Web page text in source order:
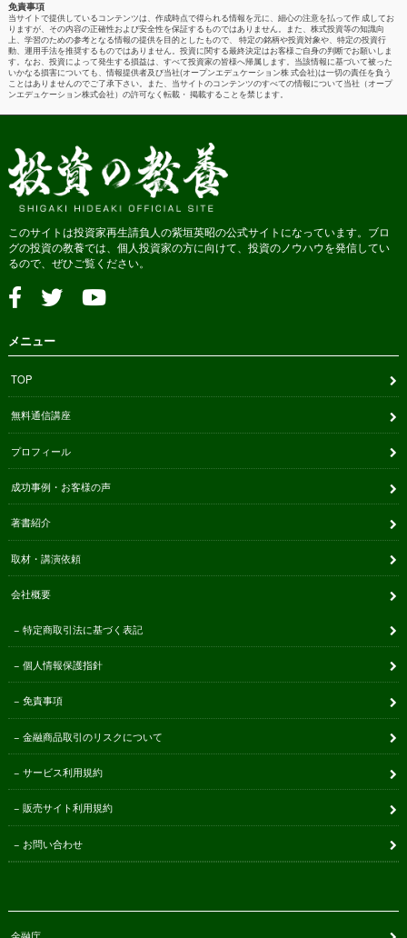
免責事項
当サイトで提供しているコンテンツは、作成時点で得られる情報を元に、細心の注意を払って作 成してお
りますが、その内容の正確性および安全性を保証するものではありません。また、株式投資等の知識向
上、学習のための参考となる情報の提供を目的としたもので、 特定の銘柄や投資対象や、特定の投資行
動、運用手法を推奨するものではありません。投資に関する最終決定はお客様ご自身の判断でお願いしま
す。なお、投資によって発生する損益は、すべて投資家の皆様へ帰属します。当該情報に基づいて被った
いかなる損害についても、情報提供者及び当社(オープンエデュケーション株 式会社)は一切の責任を負う
ことはありませんのでご了承下さい。また、当サイトのコンテンツのすべての情報について当社（オープ
ンエデュケーション株式会社）の許可なく転載・ 掲載することを禁じます。
このサイトは投資家再生請負人の紫垣英昭の公式サイトになっています。ブロ
グの投資の教養では、個人投資家の方に向けて、投資のノウハウを発信してい
るので、ぜひご覧ください。
メニュー
TOP
無料通信講座
プロフィール
成功事例・お客様の声
著書紹介
取材・講演依頼
会社概要
特定商取引法に基づく表記
個人情報保護指針
免責事項
金融商品取引のリスクについて
サービス利用規約
販売サイト利用規約
お問い合わせ
金融庁